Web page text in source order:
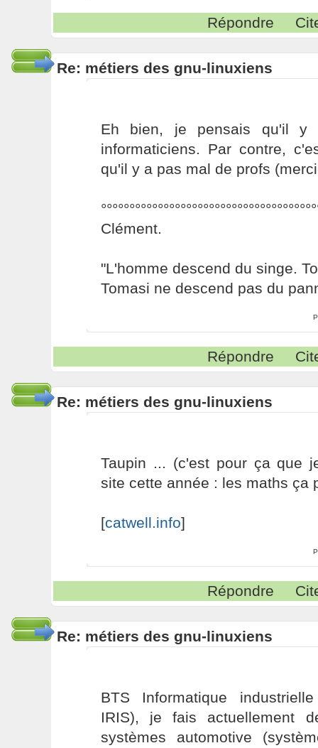
Répondre
Re: métiers des gnu-linuxiens
Eh bien, je pensais qu'il y
informaticiens. Par contre,
qu'il y a pas mal de profs
Clément.
"L'homme descend du singe.
Tomasi ne descend pas du
Répondre
Re: métiers des gnu-linuxiens
Taupin ... (c'est pour ça que
site cette année : les maths ça
[catwell.info]
Répondre
Re: métiers des gnu-linuxiens
BTS Informatique
IRIS), je fais actuellement
systèmes automotive